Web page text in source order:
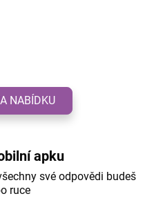
NABÍDKU
apku
své odpovědi budeš
ruce